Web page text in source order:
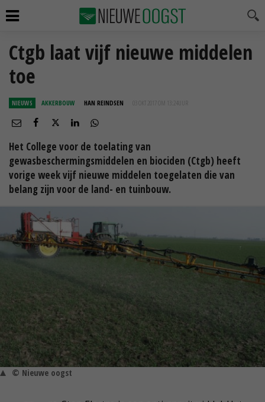
Ctgb laat vijf nieuwe middelen
toe
NIEUWS AKKERBOUW HAN REINDSEN 03 OKT 2017 OM 13:24
Het College voor de toelating van
gewasbeschermingsmiddelen en biociden (Ctgb) heeft
vorige week vijf nieuwe middelen toegelaten die van
belang zijn voor de land- en tuinbouw.
© Nieuwe oogst